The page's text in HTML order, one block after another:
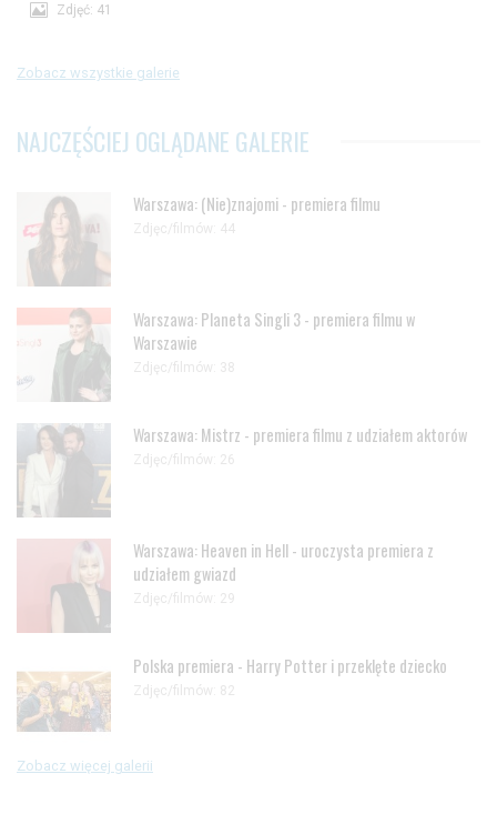
Zdjęć: 41
Zobacz wszystkie galerie
NAJCZĘŚCIEJ OGLĄDANE GALERIE
Warszawa: (Nie)znajomi - premiera filmu
Zdjęc/filmów: 44
Warszawa: Planeta Singli 3 - premiera filmu w
Warszawie
Zdjęc/filmów: 38
Warszawa: Mistrz - premiera filmu z udziałem aktorów
Zdjęc/filmów: 26
Warszawa: Heaven in Hell - uroczysta premiera z
udziałem gwiazd
Zdjęc/filmów: 29
Polska premiera - Harry Potter i przeklęte dziecko
Zdjęc/filmów: 82
Zobacz więcej galerii